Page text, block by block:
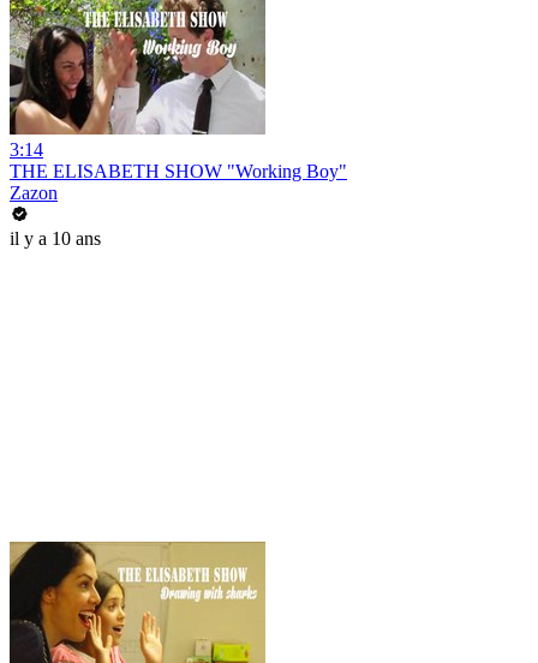
3:14
THE ELISABETH SHOW "Working Boy"
Zazon
il y a 10 ans